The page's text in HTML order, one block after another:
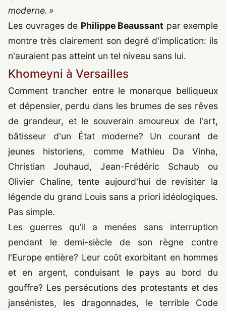
moderne. »
Les ouvrages de Philippe Beaussant par exemple
montre très clairement son degré d'implication: ils
n'auraient pas atteint un tel niveau sans lui.
Khomeyni à Versailles
Comment trancher entre le monarque belliqueux
et dépensier, perdu dans les brumes de ses rêves
de grandeur, et le souverain amoureux de l'art,
bâtisseur d'un État moderne? Un courant de
jeunes historiens, comme Mathieu Da Vinha,
Christian Jouhaud, Jean-Frédéric Schaub ou
Olivier Chaline, tente aujourd'hui de revisiter la
légende du grand Louis sans a priori idéologiques.
Pas simple.
Les guerres qu'il a menées sans interruption
pendant le demi-siècle de son règne contre
l'Europe entière? Leur coût exorbitant en hommes
et en argent, conduisant le pays au bord du
gouffre? Les persécutions des protestants et des
jansénistes, les dragonnades, le terrible Code